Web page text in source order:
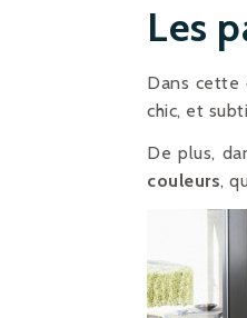
Les
Dans
chic, et
De plus,
couleurs,